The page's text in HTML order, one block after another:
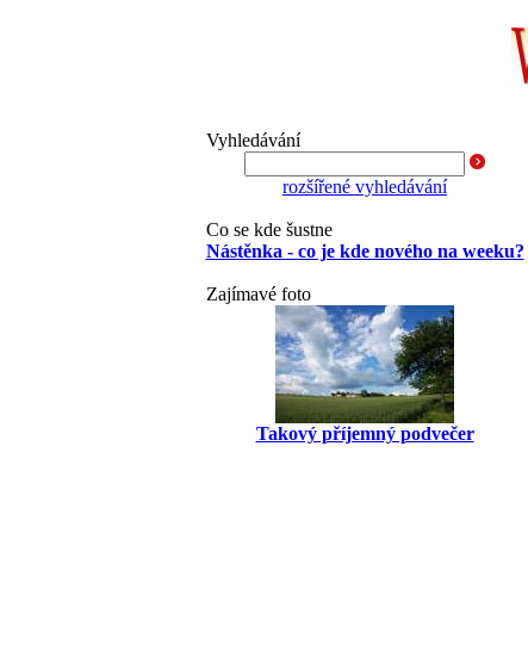
Vyhledávání
rozšířené vyhledávání
Co se kde šustne
Nástěnka - co je kde nového na weeku?
Zajímavé foto
Takový příjemný podvečer